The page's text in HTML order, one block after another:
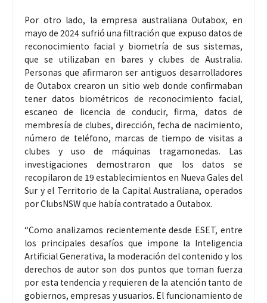
Por otro lado, la empresa australiana Outabox, en
mayo de 2024 sufrió una filtración que expuso datos de
reconocimiento facial y biometría de sus sistemas,
que se utilizaban en bares y clubes de Australia.
Personas que afirmaron ser antiguos desarrolladores
de Outabox crearon un sitio web donde confirmaban
tener datos biométricos de reconocimiento facial,
escaneo de licencia de conducir, firma, datos de
membresía de clubes, dirección, fecha de nacimiento,
número de teléfono, marcas de tiempo de visitas a
clubes y uso de máquinas tragamonedas. Las
investigaciones demostraron que los datos se
recopilaron de 19 establecimientos en Nueva Gales del
Sur y el Territorio de la Capital Australiana, operados
por ClubsNSW que había contratado a Outabox.
“Como analizamos recientemente desde ESET, entre
los principales desafíos que impone la Inteligencia
Artificial Generativa, la moderación del contenido y los
derechos de autor son dos puntos que toman fuerza
por esta tendencia y requieren de la atención tanto de
gobiernos, empresas y usuarios. El funcionamiento de